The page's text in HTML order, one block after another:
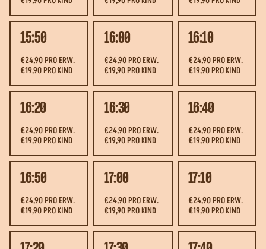
15:50
€24,90 PRO ERW.
€19,90 PRO KIND
16:00
€24,90 PRO ERW.
€19,90 PRO KIND
16:10
€24,90 PRO ERW.
€19,90 PRO KIND
16:20
€24,90 PRO ERW.
€19,90 PRO KIND
16:30
€24,90 PRO ERW.
€19,90 PRO KIND
16:40
€24,90 PRO ERW.
€19,90 PRO KIND
16:50
€24,90 PRO ERW.
€19,90 PRO KIND
17:00
€24,90 PRO ERW.
€19,90 PRO KIND
17:10
€24,90 PRO ERW.
€19,90 PRO KIND